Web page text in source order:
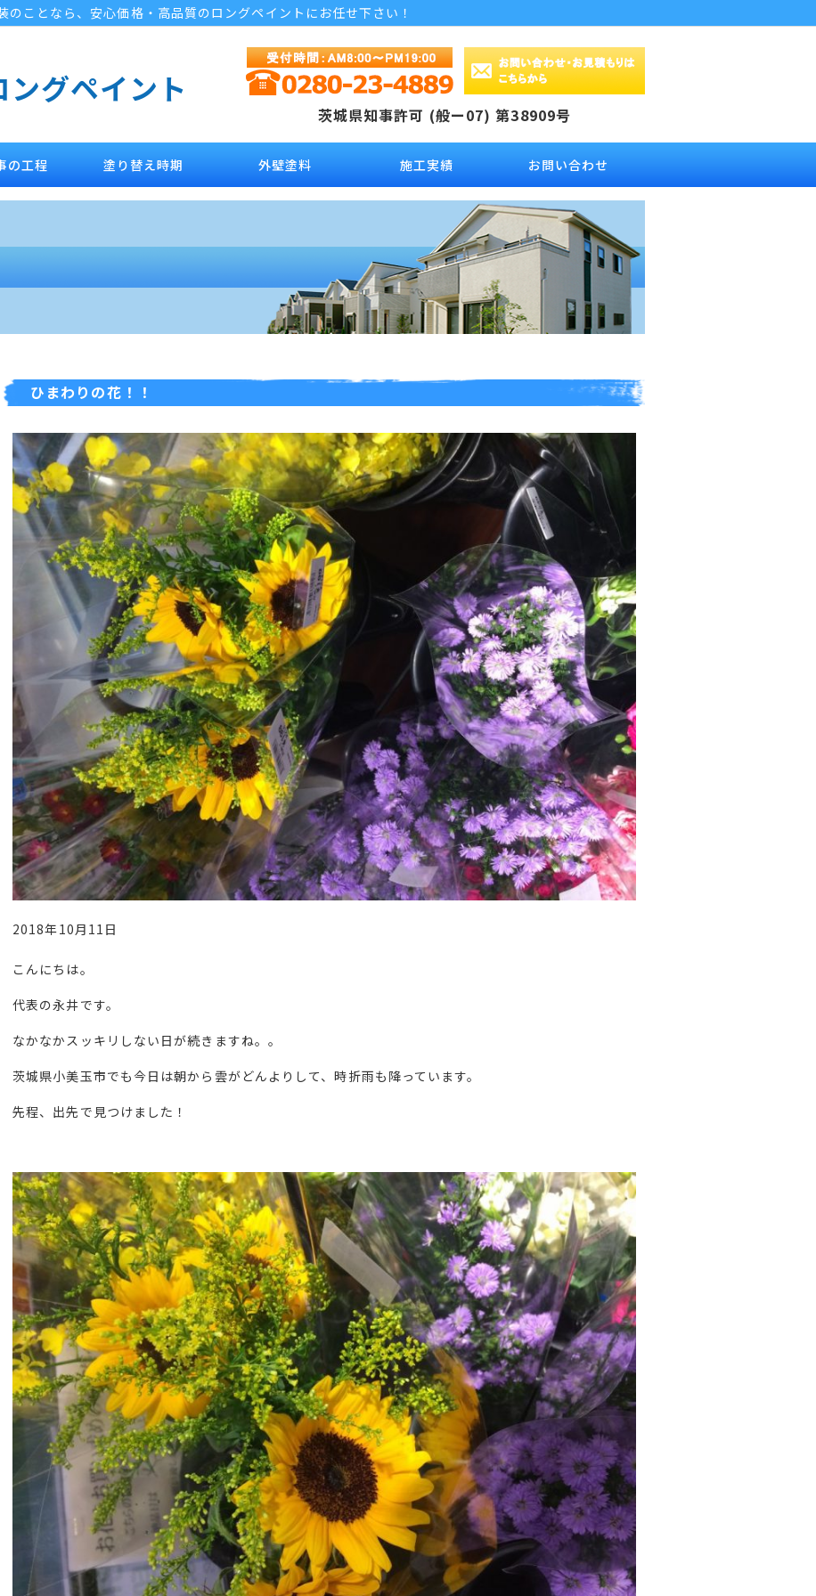
ことなら、安心価格・高品質のロングペイントにお任せ下さい！
グペイント
茨城県知事許可 (般ー07) 第38909号
の工程 塗り替え時期 外壁塗料 施工実績 お問い合わせ
ひまわりの花！！
2018年10月11日
こんにちは。
代表の永井です。
なかなかスッキリしない日が続きますね。。
茨城県小美玉市でも今日は朝から雲がどんよりして、時折雨も降っています。
先程、出先で見つけました！